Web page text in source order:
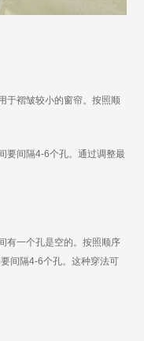
褶皱较小的窗帘。按照顺
间隔4-6个孔。通过调整最
一个孔是空的。按照顺序
间隔4-6个孔。这种穿法可